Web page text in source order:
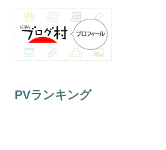
PVランキング